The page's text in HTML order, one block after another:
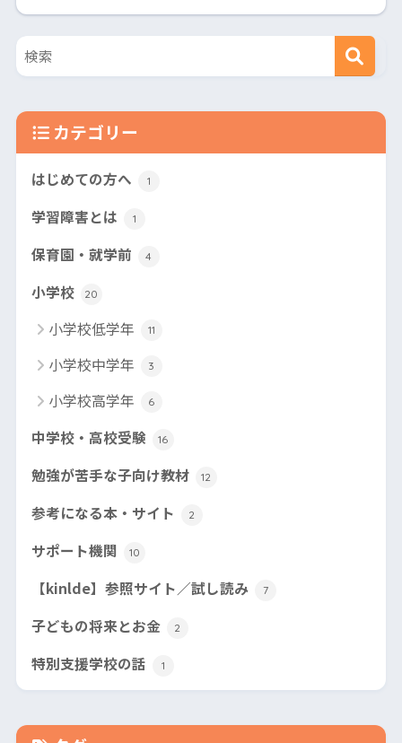
カテゴリー
はじめての方へ 1
学習障害とは 1
保育園・就学前 4
小学校 20
小学校低学年 11
小学校中学年 3
小学校高学年 6
中学校・高校受験 16
勉強が苦手な子向け教材 12
参考になる本・サイト 2
サポート機関 10
【kinlde】参照サイト／試し読み 7
子どもの将来とお金 2
特別支援学校の話 1